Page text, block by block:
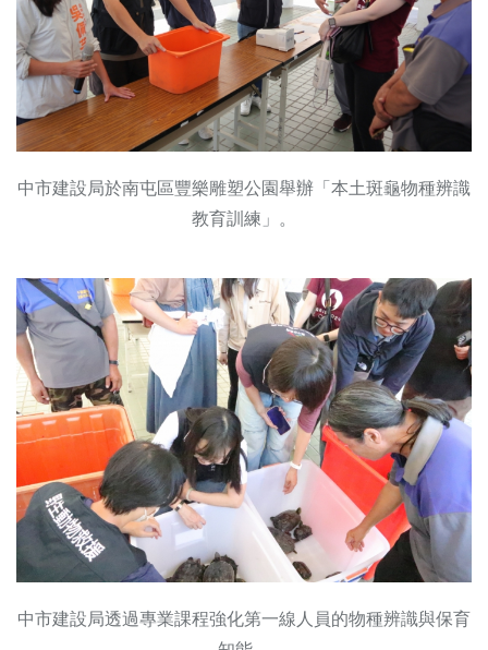
中市建設局於南屯區豐樂雕塑公園舉辦「本土斑龜物種辨識
教育訓練」。
中市建設局透過專業課程強化第一線人員的物種辨識與保育